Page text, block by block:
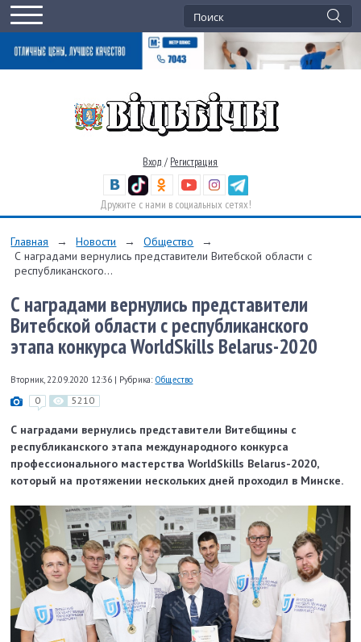
Вход / Регистрация
Дружите с нами в социальных сетях!
Главная → Новости → Общество
→
С наградами вернулись представители Витебской области с
республиканского...
С наградами вернулись представители
Витебской области с республиканского
этапа конкурса WorldSkills Belarus-2020
Вторник, 22.09.2020 12:36 | Рубрика: Общество
0 5210
С наградами вернулись представители Витебщины с
республиканского этапа международного конкурса
профессионального мастерства WorldSkills Belarus-2020,
который на протяжении нескольких дней проходил в Минске.